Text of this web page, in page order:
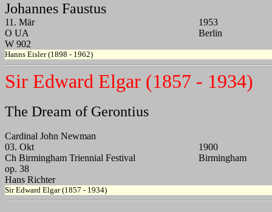
Johannes Faustus
11. Mär
1953
O UA
Berlin
W 902
Hanns Eisler (1898 - 1962)
Sir Edward Elgar (1857 - 1934)
The Dream of Gerontius
Cardinal John Newman
03. Okt
1900
Ch Birmingham Triennial Festival
Birmingham
op. 38
Hans Richter
Sir Edward Elgar (1857 - 1934)